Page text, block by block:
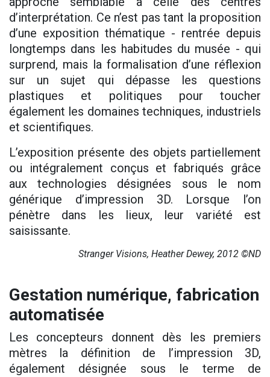
d’interprétation. Ce n’est pas tant la proposition
d’une exposition thématique - rentrée depuis
longtemps dans les habitudes du musée - qui
surprend, mais la formalisation d’une réflexion
sur un sujet qui dépasse les questions
plastiques et politiques pour toucher
également les domaines techniques, industriels
et scientifiques.
L’exposition présente des objets partiellement
ou intégralement conçus et fabriqués grâce
aux technologies désignées sous le nom
générique d’impression 3D. Lorsque l’on
pénètre dans les lieux, leur variété est
saisissante.
Stranger Visions, Heather Dewey, 2012 ©ND
Gestation numérique, fabrication
automatisée
Les concepteurs donnent dès les premiers
mètres la définition de l’impression 3D,
également désignée sous le terme de